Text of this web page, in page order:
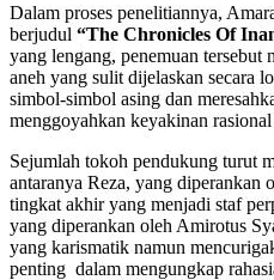
Dalam proses penelitiannya,
berjudul “The Chronicles Of
yang lengang, penemuan tersebut
aneh yang sulit dijelaskan secara
simbol-simbol asing dan
menggoyahkan keyakinan
Sejumlah tokoh pendukung turut
antaranya Reza, yang diperankan
tingkat akhir yang menjadi staf
yang diperankan oleh Amirotus
yang karismatik namun
penting dalam mengungkap